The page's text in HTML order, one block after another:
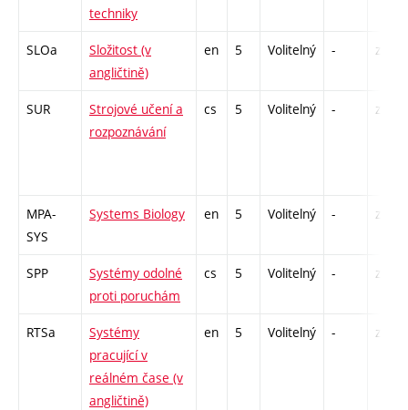
techniky
SLOa
Složitost (v
angličtině)
en 5 Volitelný - zk
SUR
Strojové učení a
rozpoznávání
cs 5 Volitelný - zk
MPA-
SYS
Systems Biology en 5 Volitelný - zá,zk
SPP
Systémy odolné
proti poruchám
cs 5 Volitelný - zá,zk
RTSa
Systémy
pracující v
reálném čase (v
angličtině)
en 5 Volitelný - zk